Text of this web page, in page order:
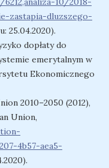
zastapia-dluzszego-
25.04.2020).
dopłaty do
emerytalnym w
Ekonomicznego
2010–2050 (2012),
Union,
4b57-aea5-